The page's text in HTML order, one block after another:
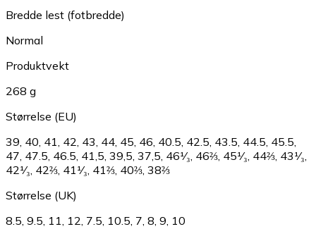
Bredde lest (fotbredde)
Normal
Produktvekt
268 g
Størrelse (EU)
39, 40, 41, 42, 43, 44, 45, 46, 40.5, 42.5, 43.5, 44.5, 45.5,
47, 47.5, 46.5, 41,5, 39,5, 37,5, 46¹⁄₃, 46⅔, 45¹⁄₃, 44⅔, 43¹⁄₃,
42¹⁄₃, 42⅔, 41¹⁄₃, 41⅔, 40⅔, 38⅔
Størrelse (UK)
8.5, 9.5, 11, 12, 7.5, 10.5, 7, 8, 9, 10